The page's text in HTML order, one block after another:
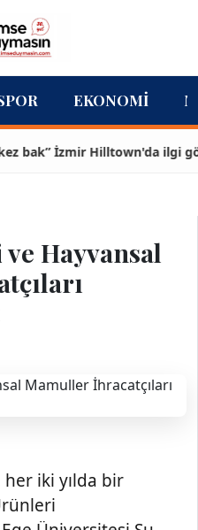
EKONOMI
İzmir Hilltown'da ilgi
Hayvansal
her iki yılda bir